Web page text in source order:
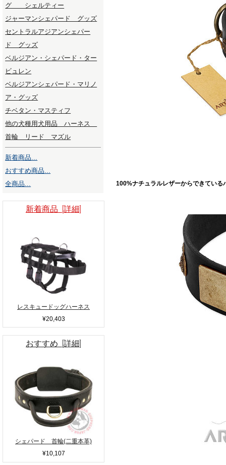
グ シェルティー
ジャーマンシェパード グッズ
セントラルアジアンシェパー
ド グッズ
ベルジアン・シェパード・ター
ビュレン
ベルジアンシェパード・マリノ
ア・グッズ
チベタン・マスティフ
他の犬種用犬用品 ハーネス
首輪 リード マズル
新着商品...
おすすめ商品...
全商品...
新着商品 [詳細]
レスキュードッグハーネス
¥20,403
おすすめ [詳細]
シェパード 首輪(二重本革)
¥10,107
100%ナチュラルレザーからできている